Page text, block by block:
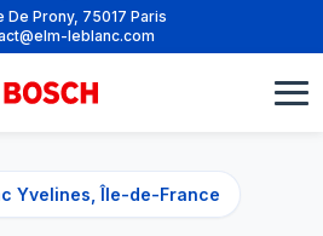
De Prony, 75017 Paris
leblanc.com
Yvelines, Île-de-France